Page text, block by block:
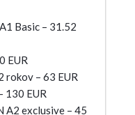
Basic – 31.52
EUR
rokov – 63 EUR
130 EUR
A2 exclusive – 45